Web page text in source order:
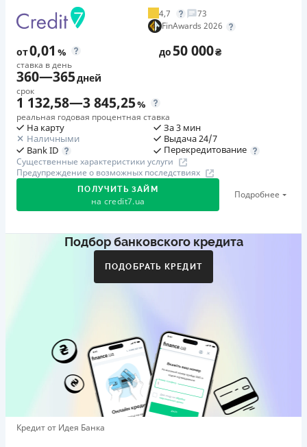
4,7
73
FinAwards 2026
от0,01 %
ставка в день
до50 000₴
360—365дней
срок
1 132,58—3 845,25%
реальная годовая процентная ставка
На карту
Наличными
Bank ID
За 3 мин
Выдача 24/7
Перекредитование
Существенные характеристики услуги
Предупреждение о возможных последствиях
ПОЛУЧИТЬ ЗАЙМ
на credit7.ua
Подробнее
Акция: «Кешбэк за друга»
друг регистрируется и получает первый кредит (от
Бронзовый призер FinAwards 2026 «Лучшая программа
лояльности»
Первый займ
от 0,01%/день до 30 000 ₴
Повторный займ
Подбор банковского кредита
ПОДОБРАТЬ КРЕДИТ
Кредит от Идея Банка